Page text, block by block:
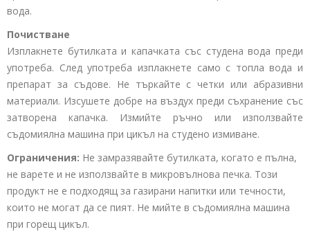
вода.
Почистване
Изплакнете бутилката и капачката със студена вода преди
употреба. След употреба изплакнете само с топла вода и
препарат за съдове. Не търкайте с четки или абразивни
материали. Изсушете добре на въздух преди съхранение със
затворена капачка. Измийте ръчно или използвайте
съдомиялна машина при цикъл на студено измиване.
Ограничения: Не замразявайте бутилката, когато е пълна,
не варете и не използвайте в микровълнова печка. Този
продукт не е подходящ за газирани напитки или течности,
които не могат да се пият. Не мийте в съдомиялна машина
при горещ цикъл.